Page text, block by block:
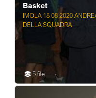
Basket
IMOLA 18 08 2020
DELLA SQUADRA
5 file